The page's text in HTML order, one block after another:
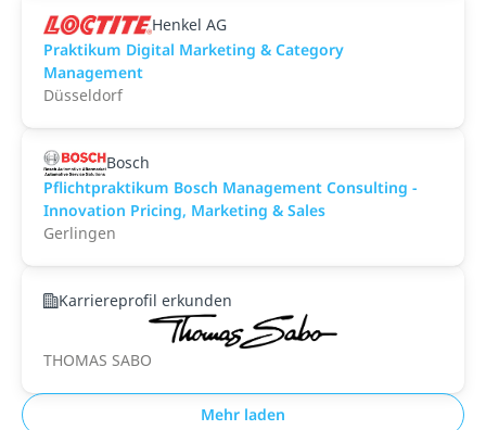
Henkel AG
Praktikum Digital Marketing & Category
Management
Düsseldorf
Bosch
Pflichtpraktikum Bosch Management Consulting -
Innovation Pricing, Marketing & Sales
Gerlingen
Karriereprofil erkunden
THOMAS SABO
Mehr laden